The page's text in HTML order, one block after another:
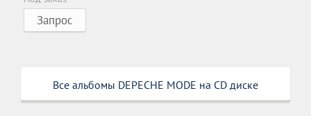
Запрос
Все альбомы DEPECHE MODE на CD диске